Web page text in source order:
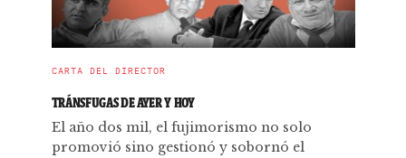
CARTA DEL DIRECTOR
TRÁNSFUGAS DE AYER Y HOY
El año dos mil, el fujimorismo no solo
promovió sino gestionó y sobornó el